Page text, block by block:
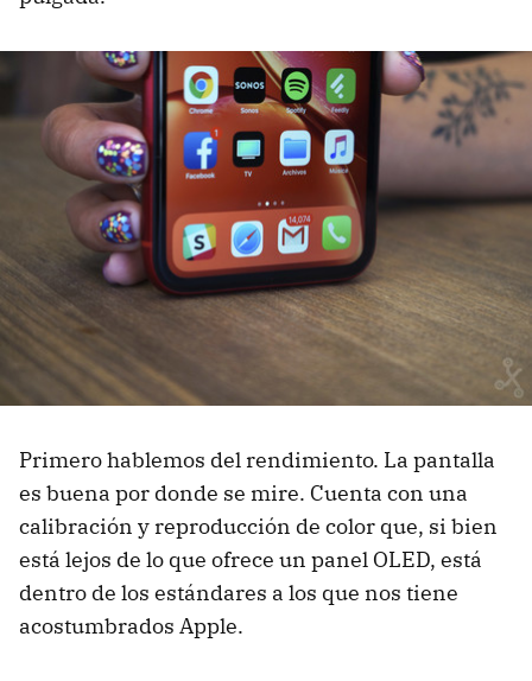
Primero hablemos del rendimiento. La pantalla
es buena por donde se mire. Cuenta con una
calibración y reproducción de color que, si bien
está lejos de lo que ofrece un panel OLED, está
dentro de los estándares a los que nos tiene
acostumbrados Apple.